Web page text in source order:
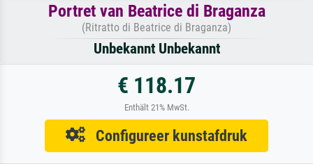
Portret van Beatrice di Braganza
(Ritratto di Beatrice di Braganza)
Unbekannt Unbekannt
€ 118.17
Enthält 21% MwSt.
Configureer kunstafdruk